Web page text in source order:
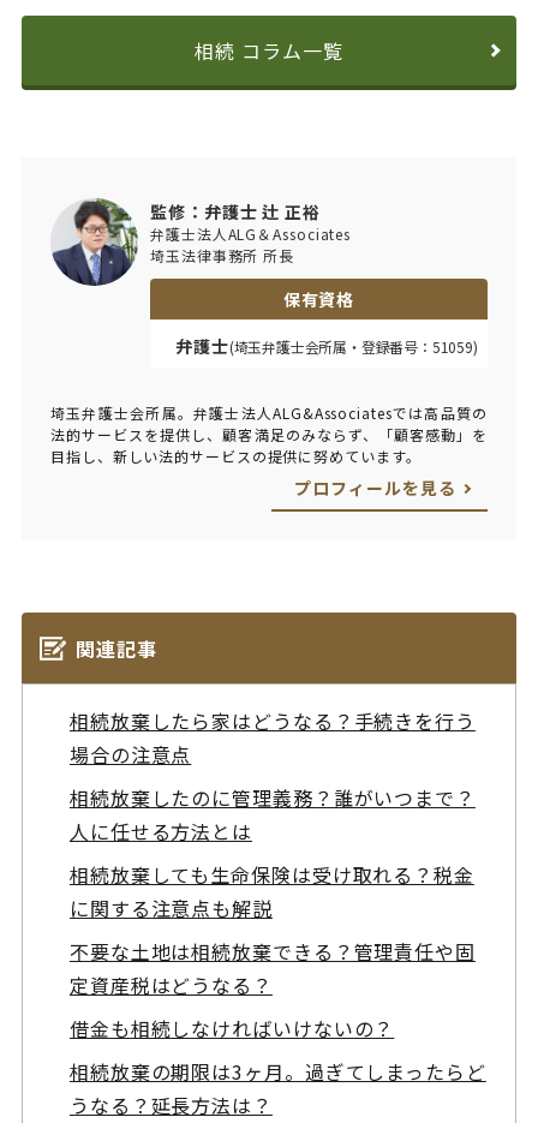
相続 コラム一覧
監修：弁護士 辻 正裕
弁護士法人ALG＆Associates
埼玉法律事務所 所長
保有資格
弁護士(埼玉弁護士会所属・登録番号：51059)
埼玉弁護士会所属。弁護士法人ALG&Associatesでは高品質の
法的サービスを提供し、顧客満足のみならず、「顧客感動」を
目指し、新しい法的サービスの提供に努めています。
プロフィールを見る
関連記事
相続放棄したら家はどうなる？手続きを行う
場合の注意点
相続放棄したのに管理義務？誰がいつまで？
人に任せる方法とは
相続放棄しても生命保険は受け取れる？税金
に関する注意点も解説
不要な土地は相続放棄できる？管理責任や固
定資産税はどうなる？
借金も相続しなければいけないの？
相続放棄の期限は3ヶ月。過ぎてしまったらど
うなる？延長方法は？